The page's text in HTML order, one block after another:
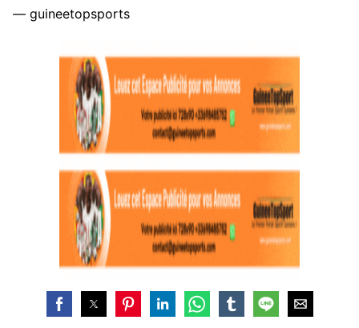
— guineetopsports